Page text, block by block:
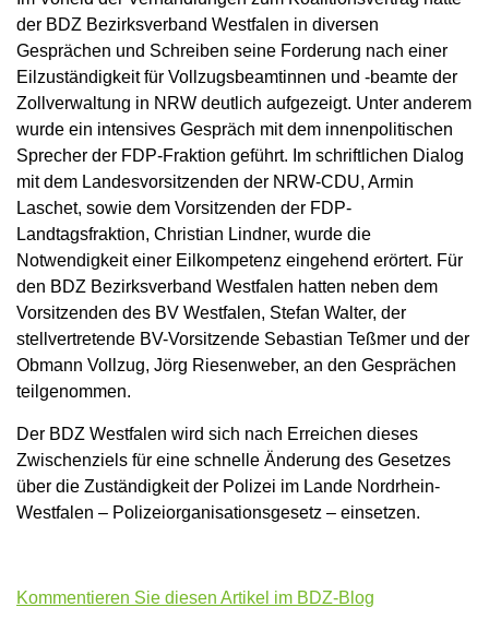
der BDZ Bezirksverband Westfalen in diversen
Gesprächen und Schreiben seine Forderung nach einer
Eilzuständigkeit für Vollzugsbeamtinnen und -beamte der
Zollverwaltung in NRW deutlich aufgezeigt. Unter anderem
wurde ein intensives Gespräch mit dem innenpolitischen
Sprecher der FDP-Fraktion geführt. Im schriftlichen Dialog
mit dem Landesvorsitzenden der NRW-CDU, Armin
Laschet, sowie dem Vorsitzenden der FDP-
Landtagsfraktion, Christian Lindner, wurde die
Notwendigkeit einer Eilkompetenz eingehend erörtert. Für
den BDZ Bezirksverband Westfalen hatten neben dem
Vorsitzenden des BV Westfalen, Stefan Walter, der
stellvertretende BV-Vorsitzende Sebastian Teßmer und der
Obmann Vollzug, Jörg Riesenweber, an den Gesprächen
teilgenommen.
Der BDZ Westfalen wird sich nach Erreichen dieses
Zwischenziels für eine schnelle Änderung des Gesetzes
über die Zuständigkeit der Polizei im Lande Nordrhein-
Westfalen – Polizeiorganisationsgesetz – einsetzen.
Kommentieren Sie diesen Artikel im BDZ-Blog